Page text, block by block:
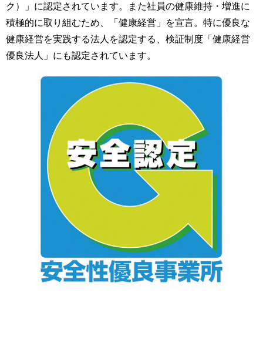
ク）」に認定されています。また社員の健康維持・増進に
積極的に取り組むため、「健康経営」を宣言。特に優良な
健康経営を実践する法人を認定する、検証制度「健康経営
優良法人」にも認定されています。